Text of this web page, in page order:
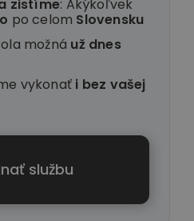
zistíme: Akýkoľvek
po celom Slovensku
možná už dnes
vykonať i bez vašej
službu